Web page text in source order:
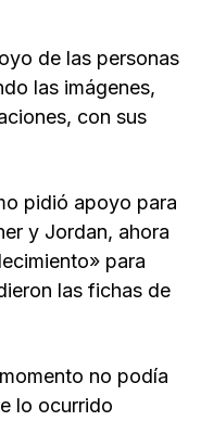
de las personas
las imágenes,
con sus
pidió apoyo para
y Jordan, ahora
para
las fichas de
no podía
lo ocurrido